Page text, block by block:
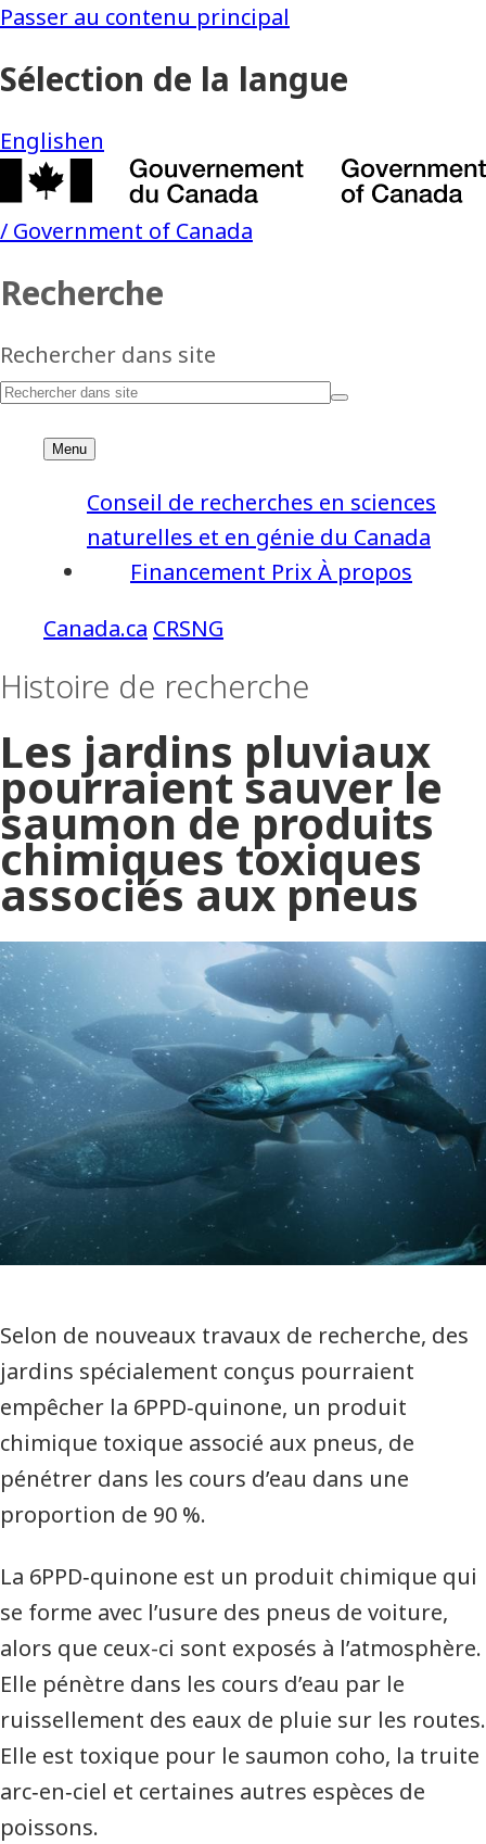
CRSNG
Financement Prix À propos
Conseil de recherches en sciences
naturelles et en génie du Canada
Histoire de recherche
Les jardins pluviaux
pourraient sauver le
saumon de produits
chimiques toxiques
associés aux pneus
Selon de nouveaux travaux de recherche, des
jardins spécialement conçus pourraient
empêcher la 6PPD‑quinone, un produit
chimique toxique associé aux pneus, de
pénétrer dans les cours d’eau dans une
proportion de 90 %.
La 6PPD‑quinone est un produit chimique qui
se forme avec l’usure des pneus de voiture,
alors que ceux-ci sont exposés à l’atmosphère.
Elle pénètre dans les cours d’eau par le
ruissellement des eaux de pluie sur les routes.
Elle est toxique pour le saumon coho, la truite
arc‑en‑ciel et certaines autres espèces de
poissons.